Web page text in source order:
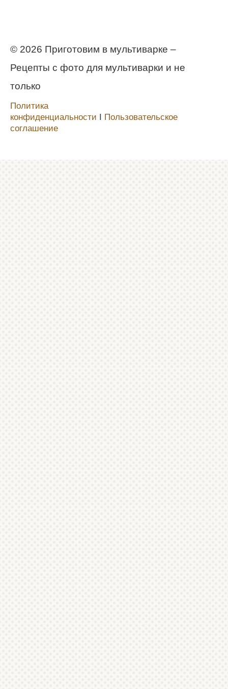
© 2026 Приготовим в мультиварке –
Рецепты с фото для мультиварки и не
только
Политика
конфиденциальности
Пользовательское
соглашение